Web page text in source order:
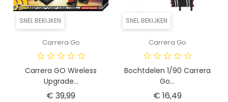
SNEL BEKIJKEN
Carrera Go
Carrera GO Wireless
Upgrade...
€ 39,99Prijs
SNEL BEKIJKEN
Carrera Go
Bochtdelen 1/90 Carrera
Go...
€ 16,49Prijs